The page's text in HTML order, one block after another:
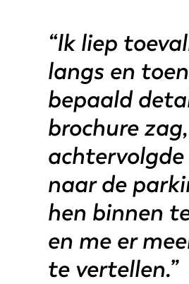
“Ik liep
langs en
bepaald
brochure zag,
achtervolgde
naar de
hen binnen
en me er
te vertellen.”
Contacteer ons